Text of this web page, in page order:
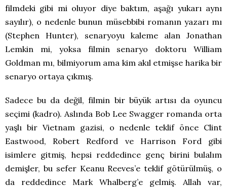
filmdeki gibi mi oluyor diye baktım, aşağı yukarı aynı
sayılır), o nedenle bunun müsebbibi romanın yazarı mı
(Stephen Hunter), senaryoyu kaleme alan Jonathan
Lemkin mi, yoksa filmin senaryo doktoru William
Goldman mı, bilmiyorum ama kim akıl etmişse harika bir
senaryo ortaya çıkmış.
Sadece bu da değil, filmin bir büyük artısı da oyuncu
seçimi (kadro). Aslında Bob Lee Swagger romanda orta
yaşlı bir Vietnam gazisi, o nedenle teklif önce Clint
Eastwood, Robert Redford ve Harrison Ford gibi
isimlere gitmiş, hepsi reddedince genç birini bulalım
demişler, bu sefer Keanu Reeves’e teklif götürülmüş, o
da reddedince Mark Whalberg’e gelmiş. Allah var,